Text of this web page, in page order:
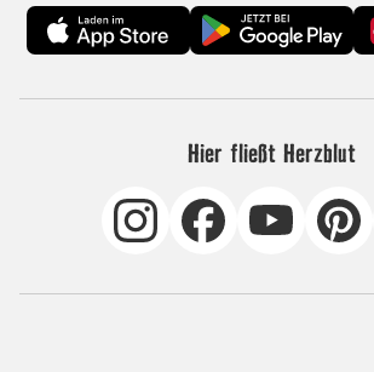
Hier fließt Herzblut